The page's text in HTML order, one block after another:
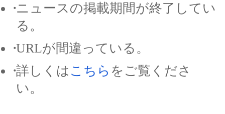
ニュースの掲載期間が終了してい
る。
URLが間違っている。
詳しくは こちら をご覧くださ
い。